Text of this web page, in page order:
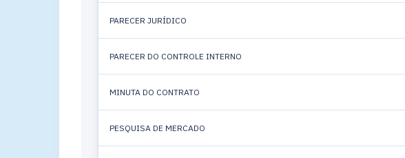
PARECER JURÍDICO
PARECER DO CONTROLE INTERNO
MINUTA DO CONTRATO
PESQUISA DE MERCADO